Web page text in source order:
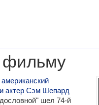
фильму
актер Сэм Шепард
шел 74-й